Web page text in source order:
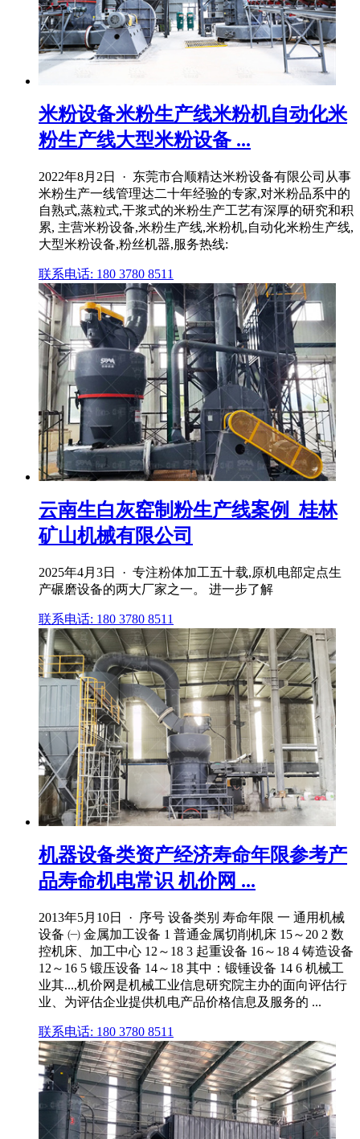
米粉设备米粉生产线米粉机自动化米
粉生产线大型米粉设备 ...
2022年8月2日 · 东莞市合顺精达米粉设备有限公司从事
米粉生产一线管理达二十年经验的专家,对米粉品系中的
自熟式,蒸粒式,干浆式的米粉生产工艺有深厚的研究和积
累, 主营米粉设备,米粉生产线,米粉机,自动化米粉生产线,
大型米粉设备,粉丝机器,服务热线:
联系电话: 180 3780 8511
云南生白灰窑制粉生产线案例_桂林
矿山机械有限公司
2025年4月3日 · 专注粉体加工五十载,原机电部定点生
产碾磨设备的两大厂家之一。 进一步了解
联系电话: 180 3780 8511
机器设备类资产经济寿命年限参考产
品寿命机电常识 机价网 ...
2013年5月10日 · 序号 设备类别 寿命年限 一 通用机械
设备 ㈠ 金属加工设备 1 普通金属切削机床 15～20 2 数
控机床、加工中心 12～18 3 起重设备 16～18 4 铸造设备
12～16 5 锻压设备 14～18 其中：锻锤设备 14 6 机械工
业其...,机价网是机械工业信息研究院主办的面向评估行
业、为评估企业提供机电产品价格信息及服务的 ...
联系电话: 180 3780 8511